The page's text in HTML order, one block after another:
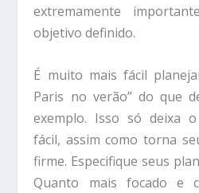
extremamente
objetivo definido.
É muito mais fácil
Paris no verão” do que
exemplo. Isso só deixa
fácil, assim como torna
firme. Especifique seus
Quanto mais focado e